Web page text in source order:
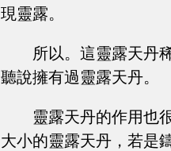
現靈露。
所以。這靈露天丹
聽說擁有過靈露天丹。
靈露天丹的作用也
大小的靈露天丹，若是